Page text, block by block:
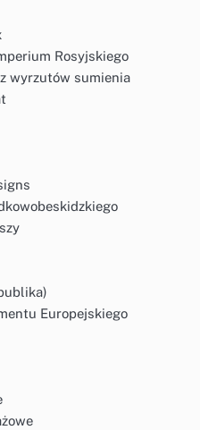
Rosyjskiego
wyrzutów sumienia
Europejskiego